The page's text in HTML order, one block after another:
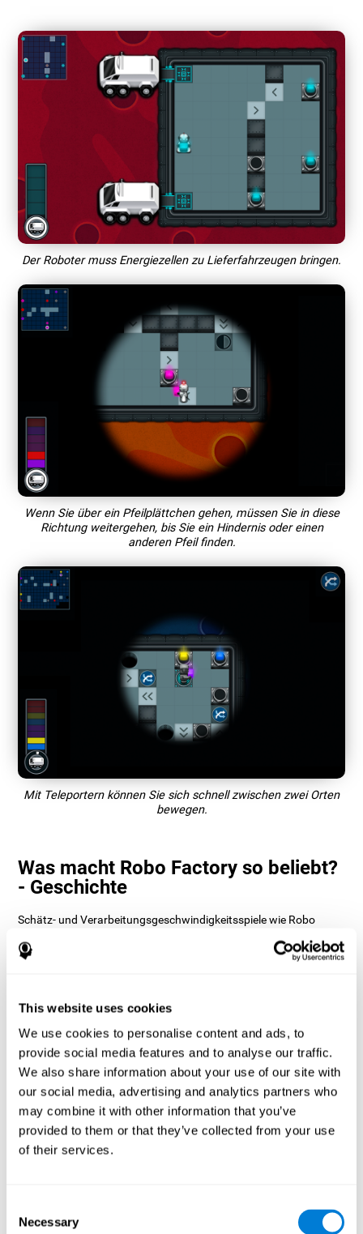
This website uses cookies
We use cookies to personalise content and ads, to
provide social media features and to analyse our traffic.
We also share information about your use of our site with
our social media, advertising and analytics partners who
may combine it with other information that you’ve
provided to them or that they’ve collected from your use
of their services.
Selection
Necessary
Der Roboter muss Energiezellen zu Lieferfahrzeugen bringen.
Wenn Sie über ein Pfeilplättchen gehen, müssen Sie in diese
Richtung weitergehen, bis Sie ein Hindernis oder einen
anderen Pfeil finden.
Mit Teleportern können Sie sich schnell zwischen zwei Orten
bewegen.
Was macht Robo Factory so beliebt?
- Geschichte
Schätz- und Verarbeitungsgeschwindigkeitsspiele wie Robo
und zeitlich zu verteilen. Dies hilft ihnen, schneller korrekte
Antworten auf Ziele zu geben, und hält den Benutzer unterhalten,
Wie verbessert das Denkspiel „Robo
Factory“ meine kognitiven
Fähigkeiten?
Die Robo Factory von CogniFit hilft, ein spezifisches neurales
Aktivierungsmuster zu stimulieren. Das konsequente Wiederholen
und Trainieren dieses Musters kann dazu beitragen, neue
Synapsen zu schaffen und neuronale Schaltkreise bei der
Reorganisation und Wiedererlangung geschwächter oder
dieser Fähigkeiten kann dazu beitragen, neue Synapsen zu
schaffen, neurale Schaltkreise neu zu organisieren und kognitive